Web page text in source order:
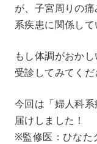
が、子宮周りの
系疾患に関係して
もし体調がおか
受診してみてくだ
今回は「婦人科
届けしました！
※監修医：ひなた